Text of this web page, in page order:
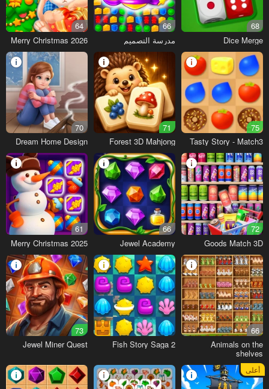
68
Dice Merge
66
مدرسة التصميم
64
Merry Christmas 2026
75
Tasty Story - Match3
71
Forest 3D Mahjong
70
Dream Home Design
72
Goods Match 3D
66
Jewel Academy
61
Merry Christmas 2025
66
Animals on the
shelves
Fish Story Saga 2
73
Jewel Miner Quest
أعلى